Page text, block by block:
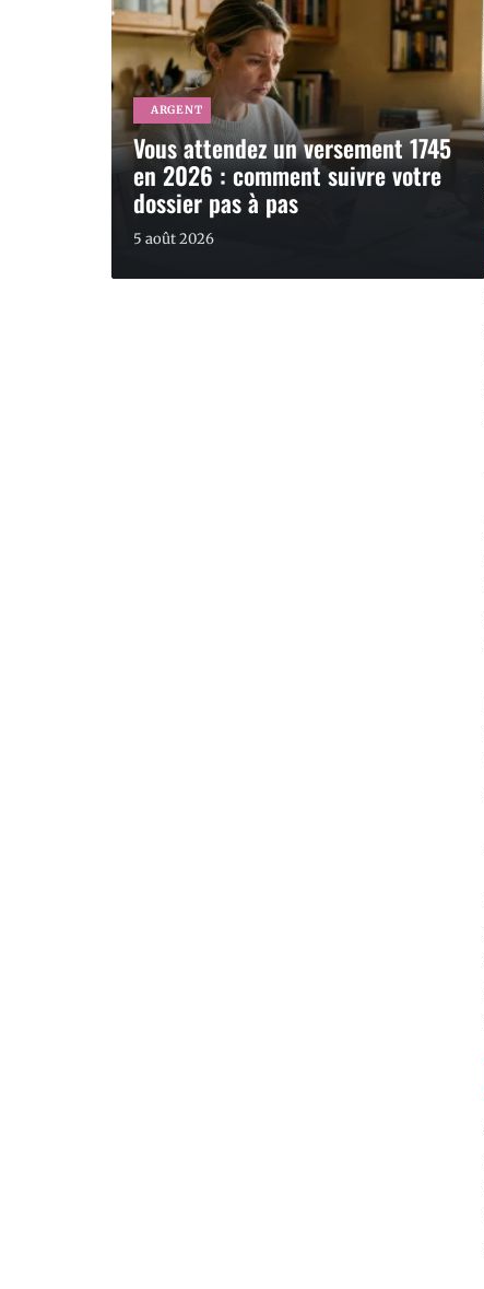
ARGENT
Vous attendez un versement 1745
en 2026 : comment suivre votre
dossier pas à pas
5 août 2026